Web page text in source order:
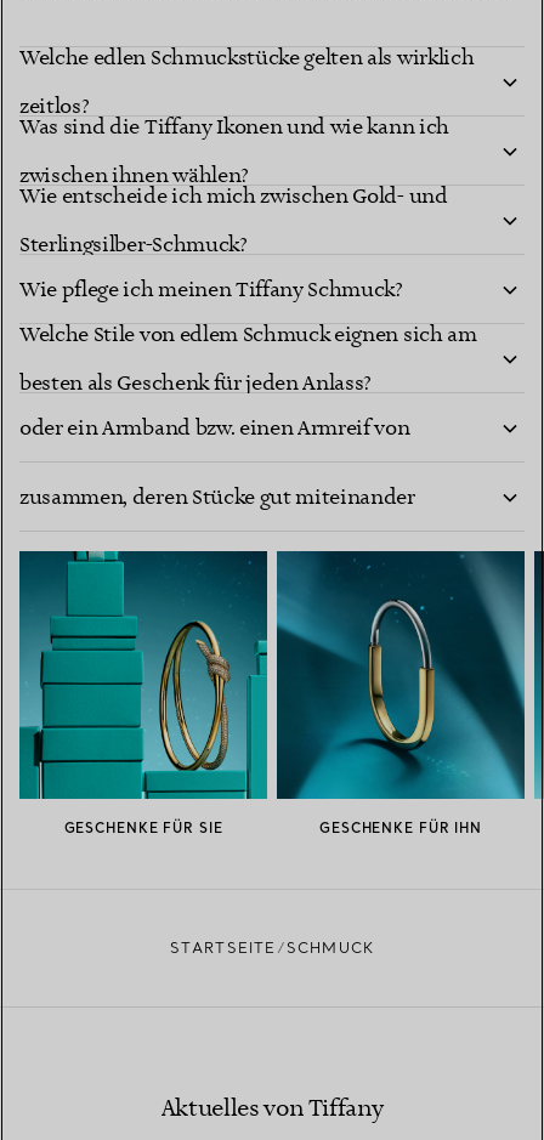
Welche edlen Schmuckstücke gelten als wirklich
zeitlos?
Was sind die Tiffany Ikonen und wie kann ich
zwischen ihnen wählen?
Wie entscheide ich mich zwischen Gold- und
Sterlingsilber-Schmuck?
Wie pflege ich meinen Tiffany Schmuck?
Welche Stile von edlem Schmuck eignen sich am
besten als Geschenk für jeden Anlass?
Wie finde ich die richtige Größe für einen Ring
oder ein Armband bzw. einen Armreif von
zusammen, deren Stücke gut miteinander
harmonieren?
GESCHENKE FÜR SIE GESCHENKE FÜR IHN
STARTSEITE SCHMUCK
Aktuelles von Tiffany